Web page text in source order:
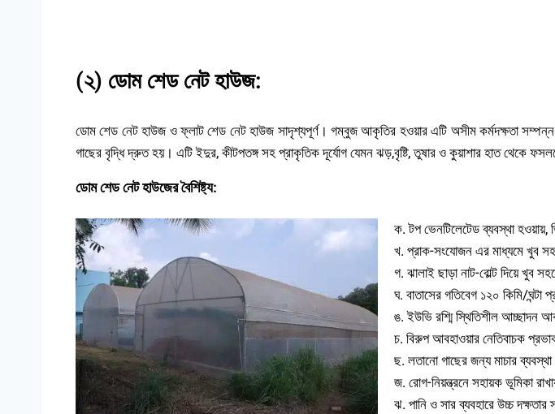
(২) ডোম শেড নেট হাউজ:
ডোম শেড নেট হাউজ ও ফ্লাট শেড নেট হাউজ সাদৃশ্যপূর্ণ। গম্বুজ আকৃতির হওয়ার এটি অসীম কর্মদক্ষতা সম্পন্ন
গাছের বৃদ্ধি দ্রুত হয়। এটি ইদুর, কীটপতঙ্গ সহ প্রাকৃতিক দূর্যোগ যেমন ঝড়,বৃষ্টি, তুষার ও কুয়াশার হাত থেকে
ডোম শেড নেট হাউজের বৈশিষ্ট্য:
ক. টপ ভেনটিলেটেড ব্যবস্থা
খ. প্রাক-সংযোজন এর মাধ্যমে খুব
গ. ঝালাই ছাড়া নাট-বোল্ট দিয়ে খুব
ঘ. বাতাসের গতিবেগ ১২০ কিমি/ঘন্টা
ঙ. ইউভি রশ্মি স্থিতিশীল আচ্ছাদন
চ. বিরুপ আবহাওয়ার নেতিবাচক
ছ. লতানো গাছের জন্য মাচার
জ. রোগ-নিয়ন্ত্রনে সহায়ক ভূমিকা
ঝ. পানি ও সার ব্যবহারে উচ্চ দক্ষতার